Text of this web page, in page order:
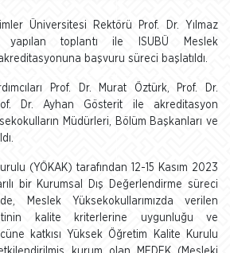
Üniversitesi Rektörü Prof. Dr. Yılmaz
yapılan toplantı ile ISUBÜ Meslek
başvuru süreci başlatıldı.
Prof. Dr. Murat Öztürk, Prof. Dr.
Dr. Ayhan Gösterit ile akreditasyon
Müdürleri, Bölüm Başkanları ve
(YÖKAK) tarafından 12-15 Kasım 2023
bir Kurumsal Dış Değerlendirme süreci
Meslek Yüksekokullarımızda verilen
kalite kriterlerine uygunluğu ve
katkısı Yüksek Öğretim Kalite Kurulu